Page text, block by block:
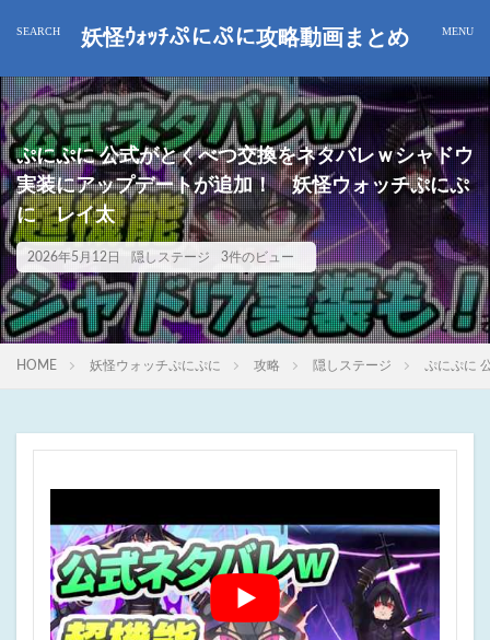
妖怪ｳｫｯﾁぷにぷに攻略動画まとめ
ぷにぷに 公式がとくべつ交換をネタバレｗシャドウ
実装にアップデートが追加！ 妖怪ウォッチぷにぷ
に レイ太
2026年5月12日 隠しステージ 3件のビュー
HOME 妖怪ウォッチぷにぷに 攻略 隠しステージ ぷにぷに